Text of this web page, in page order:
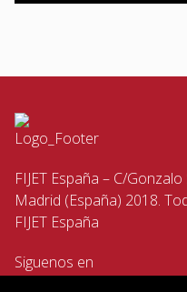
FIJET España – C/
Madrid (España) 2018.
FIJET España
Siguenos en